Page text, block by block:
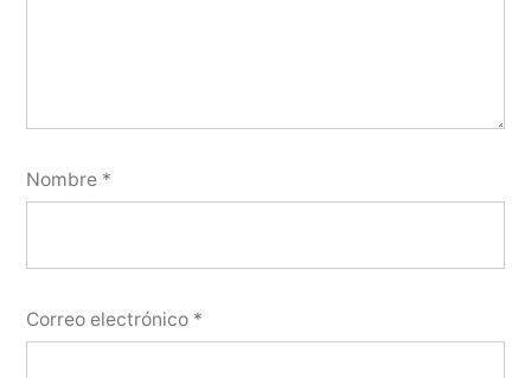
Nombre *
Correo electrónico *